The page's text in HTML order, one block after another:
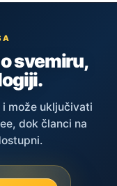
svemiru,
može uključivati
dok članci na